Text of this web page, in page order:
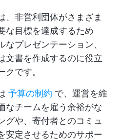
、非営利団体がさまざま
な目標を達成するため
プレゼンテーション、
文書を作成するのに役立
です。
予算の制約 で、運営を維
なチームを雇う余裕がな
グや、寄付者とのコミュ
安定させるためのサポー